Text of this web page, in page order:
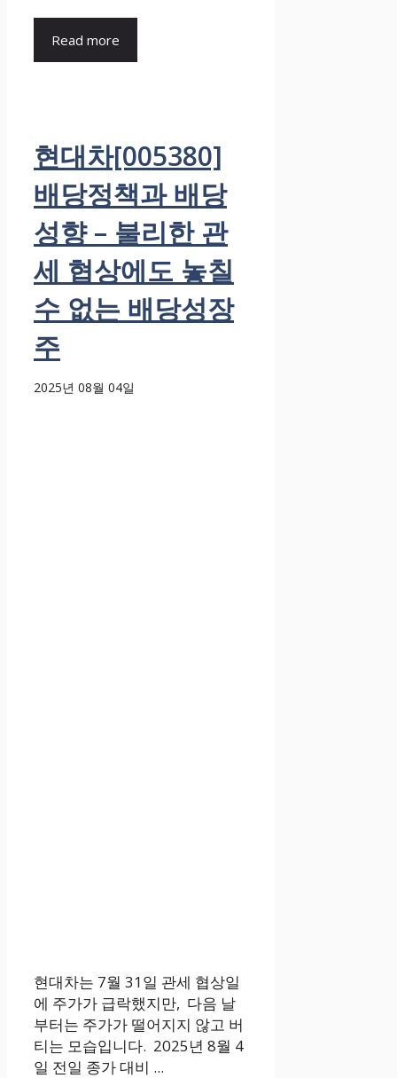
Read more
현대차[005380]
배당정책과 배당
성향 – 불리한 관
세 협상에도 놓칠
수 없는 배당성장
주
2025년 08월 04일
현대차는 7월 31일 관세 협상일
에 주가가 급락했지만, 다음 날
부터는 주가가 떨어지지 않고 버
티는 모습입니다. 2025년 8월 4
일 전일 종가 대비 ...